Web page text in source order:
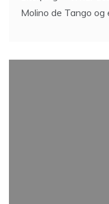
Molino de Tango